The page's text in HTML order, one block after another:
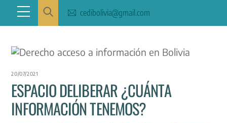
content
Menu cedibolivia@gmail.com
20/07/2021
ESPACIO DELIBERAR ¿CUÁNTA
INFORMACIÓN TENEMOS?